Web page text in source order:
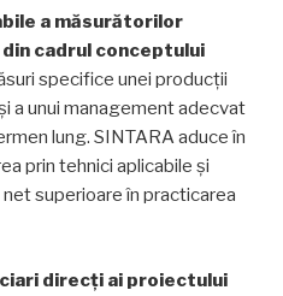
a măsurătorilor
cadrul conceptului
specifice unei producții
a unui management adecvat
lung. SINTARA aduce în
prin tehnici aplicabile și
superioare în practicarea
direcți ai proiectului